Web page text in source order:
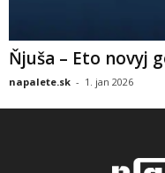
Ňjuša – Eto novyj
napalete.sk - 1. jan 2026